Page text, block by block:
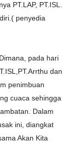
PT.LAP, PT.ISL.
penyedia
pada hari
dan
penimbuan
cuaca sehingga
Dalam
ini, diangkat
Akan Kita